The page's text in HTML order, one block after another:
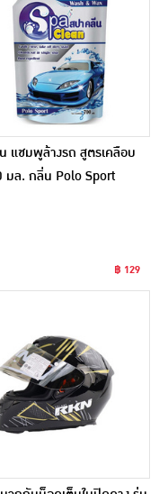
แชมพูล้างรถ สูตรเคลือบ
มล. กลิ่น Polo Sport
฿ 129